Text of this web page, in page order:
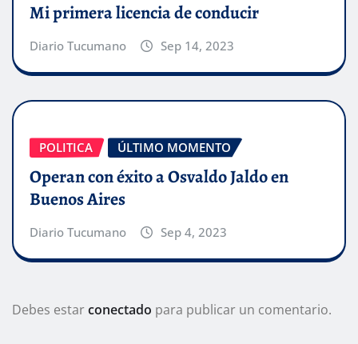
Mi primera licencia de conducir
Diario Tucumano Sep 14, 2023
POLITICA ÚLTIMO MOMENTO
Operan con éxito a Osvaldo Jaldo en
Buenos Aires
Diario Tucumano Sep 4, 2023
Debes estarconectado para publicar un comentario.